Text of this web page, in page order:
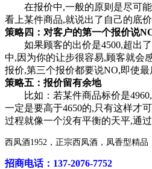
在报价中,一般的原则是尽可能
看上某件商品,就说出了自己的底
策略四：对客户的第一个报价说
如果顾客的出价是4500,超出了
中,因为你的让步很容易,顾客就会
报价,第三个报价都要说NO,即使最
策略五：报价留有余地
比如：若某件商品标价是4960,
一定是要高于4650的,只有这样才
过程就像一个没有平衡的天平,通
西凤酒1952，正宗西凤酒，凤香型精
招商电话：137-2076-7752